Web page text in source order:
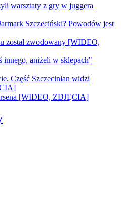
warsztaty z gry w juggera
Szczeciński? Powodów jest
został zwodowany [WIDEO,
innego, aniżeli w sklepach"
Część Szczecinian widzi
[WIDEO, ZDJĘCIA]